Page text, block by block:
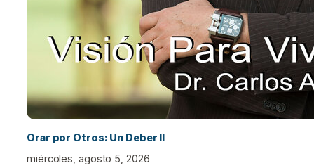
Orar por Otros: Un Deber II
miércoles, agosto 5, 2026